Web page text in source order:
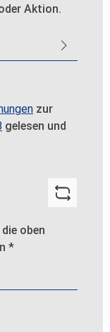
Aktion.
zur
gelesen und
oben
*